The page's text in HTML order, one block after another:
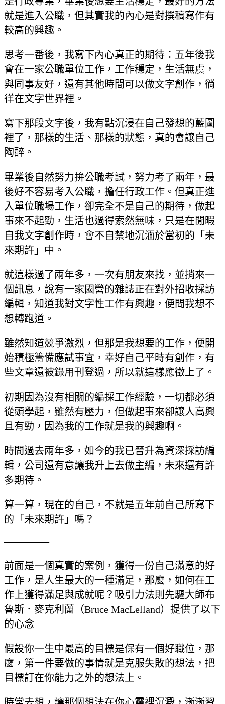
就是進入公職，但其實我的內心是對撰稿寫作有
較高的興趣。
思考一番後，我寫下內心真正的期待：五年後我
會在一家公職單位工作，工作穩定，生活無虞，
與同事友好，還有其他時間可以做文字創作，徜
徉在文字世界裡。
寫下那段文字後，我有點沉浸在自己發想的藍圖
裡了，那樣的生活、那樣的狀態，真的會讓自己
陶醉。
畢業後自然努力拚公職考試，努力考了兩年，最
後好不容易考入公職，擔任行政工作。但真正進
入單位職場工作，卻完全不是自己的期待，做起
事來不起勁，生活也過得索然無味，只是在閒暇
自我文字創作時，會不自禁地沉湎於當初的「未
來期許」中。
就這樣過了兩年多，一次有朋友來找，並捎來一
個訊息，說有一家國營的雜誌正在對外招收採訪
編輯，知道我對文字性工作有興趣，便問我想不
想轉跑道。
雖然知道競爭激烈，但那是我想要的工作，便開
始積極籌備應試事宜，幸好自己平時有創作，有
些文章還被錄用刊登過，所以就這樣應徵上了。
初期因為沒有相關的編採工作經驗，一切都必須
從頭學起，雖然有壓力，但做起事來卻讓人高興
且有勁，因為我的工作就是我的興趣啊。
時間過去兩年多，如今的我已晉升為資深採訪編
輯，公司還有意讓我升上去做主編，未來還有許
多期待。
算一算，現在的自己，不就是五年前自己所寫下
的「未來期許」嗎？
————–
前面是一個真實的案例，獲得一份自己滿意的好
工作，是人生最大的一種滿足，那麼，如何在工
作上獲得滿足與成就呢？吸引力法則先驅大師布
魯斯．麥克利蘭（Bruce MacLelland）提供了以下
的心念——
假設你一生中最高的目標是保有一個好職位，那
麼，第一件要做的事情就是克服失敗的想法，把
目標訂在你能力之外的想法上。